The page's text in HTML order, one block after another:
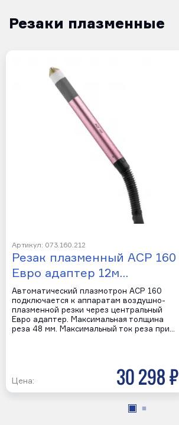
Резаки плазменные
Артикул: 073.160.212
Резак плазменный ACP 160
Евро адаптер 12м…
Автоматический плазмотрон ACP 160
подключается к аппаратам воздушно-
плазменной резки через центральный
Евро адаптер. Максимальная толщина
реза 48 мм. Максимальный ток реза при…
Цена: 30 298 р